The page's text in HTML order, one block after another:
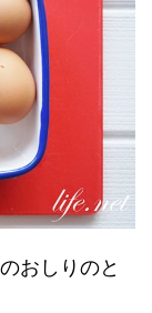
おしりのと